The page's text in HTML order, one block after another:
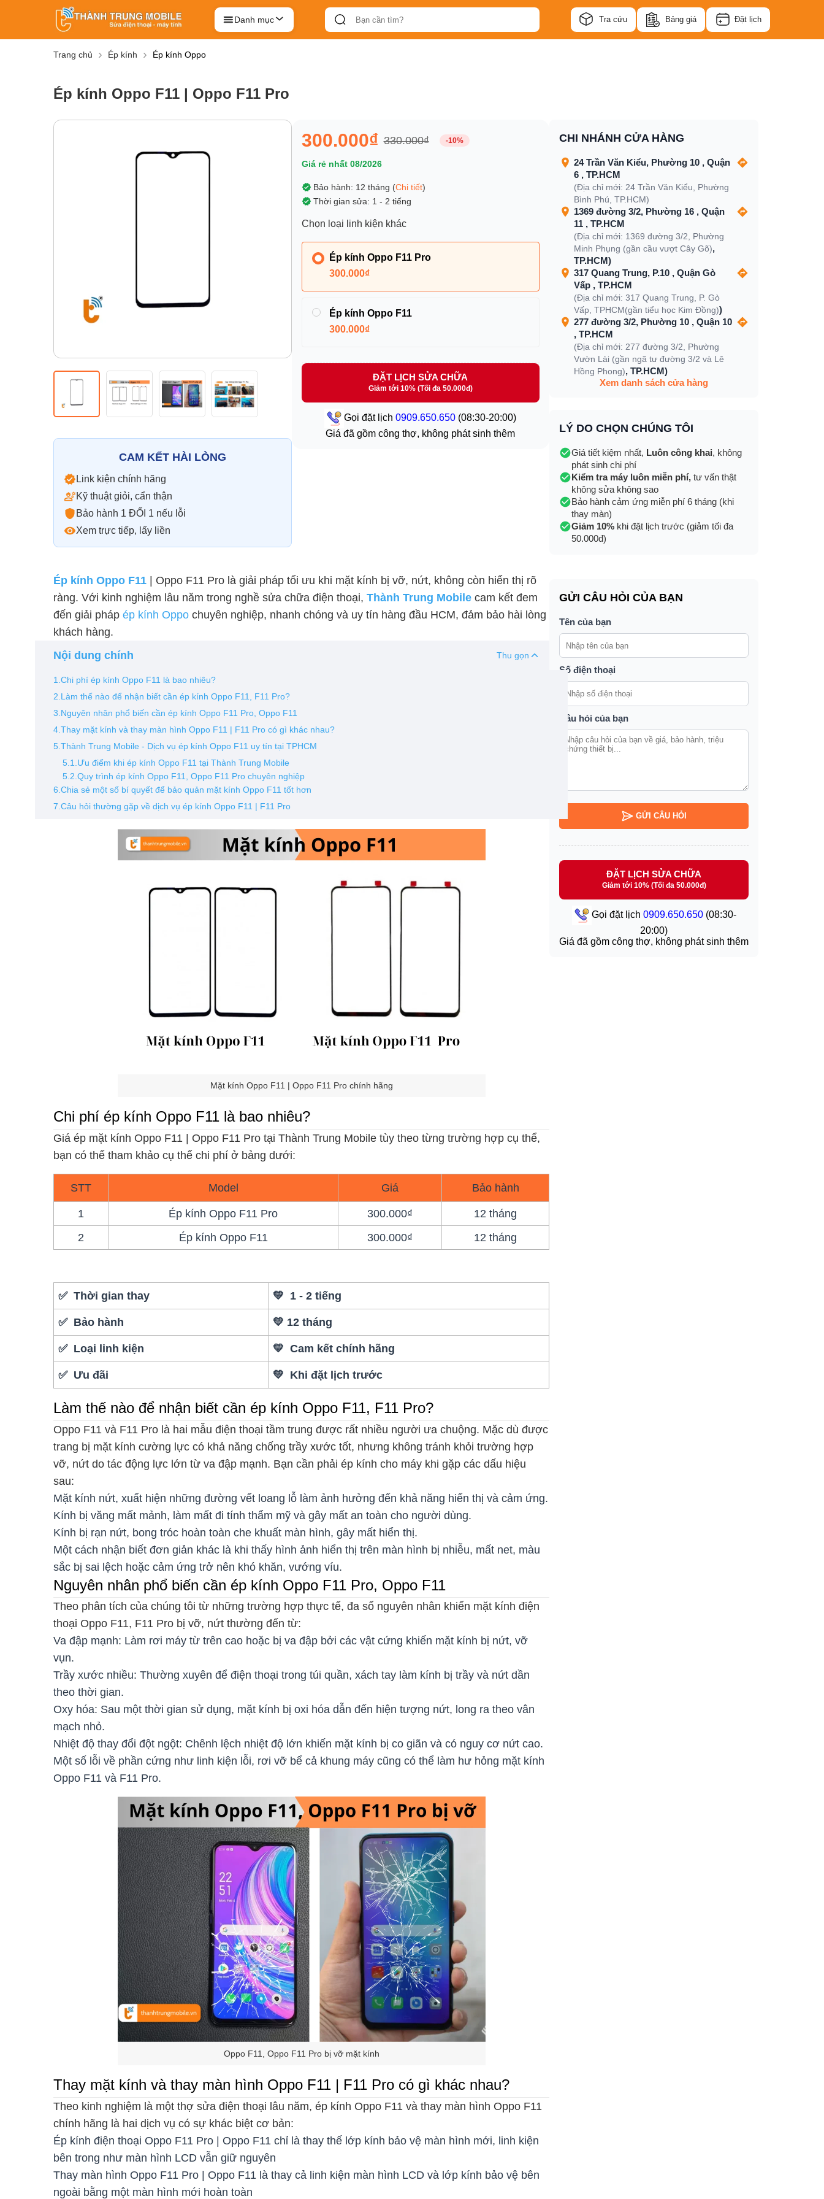
Danh mục Tra cứu Bảng giá Đặt lịch
Trang chủ Ép kính Ép kính Oppo
Ép kính Oppo F11 | Oppo F11 Pro
CAM KẾT HÀI LÒNG
Link kiện chính hãng
Kỹ thuật giỏi, cẩn thận
Bảo hành 1 ĐỔI 1 nếu lỗi
Xem trực tiếp, lấy liền
300.000₫ 330.000₫ -10%
Giá rẻ nhất 08/2026
Bảo hành: 12 tháng (Chi tiết)
Thời gian sửa: 1 - 2 tiếng
Chọn loại linh kiện khác
Ép kính Oppo F11 Pro
300.000₫
Ép kính Oppo F11
300.000₫
ĐẶT LỊCH SỬA CHỮA
Giảm tới 10% (Tối đa 50.000đ)
Gọi đặt lịch0909.650.650 (08:30-20:00)
Giá đã gồm công thợ, không phát sinh thêm
Ép kính Oppo F11 | Oppo F11 Pro là giải pháp tối ưu khi mặt kính bị vỡ, nứt, không còn hiển thị rõ
ràng. Với kinh nghiệm lâu năm trong nghề sửa chữa điện thoại, Thành Trung Mobile cam kết đem
đến giải pháp ép kính Oppo chuyên nghiệp, nhanh chóng và uy tín hàng đầu HCM, đảm bảo hài lòng
khách hàng.
Nội dung chính
Thu gọn
1.Chi phí ép kính Oppo F11 là bao nhiêu?
2.Làm thế nào để nhận biết cần ép kính Oppo F11, F11 Pro?
3.Nguyên nhân phổ biến cần ép kính Oppo F11 Pro, Oppo F11
4.Thay mặt kính và thay màn hình Oppo F11 | F11 Pro có gì khác nhau?
5.Thành Trung Mobile - Dịch vụ ép kính Oppo F11 uy tín tại TPHCM
5.1.Ưu điểm khi ép kính Oppo F11 tại Thành Trung Mobile
5.2.Quy trình ép kính Oppo F11, Oppo F11 Pro chuyên nghiệp
6.Chia sẻ một số bí quyết để bảo quản mặt kính Oppo F11 tốt hơn
7.Câu hỏi thường gặp về dịch vụ ép kính Oppo F11 | F11 Pro
Mặt kính Oppo F11 | Oppo F11 Pro chính hãng
Chi phí ép kính Oppo F11 là bao nhiêu?
Giá ép mặt kính Oppo F11 | Oppo F11 Pro tại Thành Trung Mobile tùy theo từng trường hợp cụ thể,
bạn có thể tham khảo cụ thể chi phí ở bảng dưới:
STT Model Giá Bảo hành
1 Ép kính Oppo F11 Pro 300.000₫
12 tháng
2
Ép kính Oppo F11 300.000₫ 12 tháng
✅ Thời gian thay 💛 1 - 2 tiếng
✅ Bảo hành 💛 12 tháng
✅ Loại linh kiện 💛 Cam kết chính hãng
✅ Ưu đãi 💛 Khi đặt lịch trước
Làm thế nào để nhận biết cần ép kính Oppo F11, F11 Pro?
Oppo F11 và F11 Pro là hai mẫu điện thoại tầm trung được rất nhiều người ưa chuộng. Mặc dù được
trang bị mặt kính cường lực có khả năng chống trầy xước tốt, nhưng không tránh khỏi trường hợp
vỡ, nứt do tác động lực lớn từ va đập mạnh. Bạn cần phải ép kính cho máy khi gặp các dấu hiệu
sau:
Mặt kính nứt, xuất hiện những đường vết loang lỗ làm ảnh hưởng đến khả năng hiển thị và cảm ứng.
Kính bị văng mất mảnh, làm mất đi tính thẩm mỹ và gây mất an toàn cho người dùng.
Kính bị rạn nứt, bong tróc hoàn toàn che khuất màn hình, gây mất hiển thị.
Một cách nhận biết đơn giản khác là khi thấy hình ảnh hiển thị trên màn hình bị nhiễu, mất net, màu
sắc bị sai lệch hoặc cảm ứng trở nên khó khăn, vướng víu.
Nguyên nhân phổ biến cần ép kính Oppo F11 Pro, Oppo F11
Theo phân tích của chúng tôi từ những trường hợp thực tế, đa số nguyên nhân khiến mặt kính điện
thoại Oppo F11, F11 Pro bị vỡ, nứt thường đến từ:
Va đập mạnh: Làm rơi máy từ trên cao hoặc bị va đập bởi các vật cứng khiến mặt kính bị nứt, vỡ
vụn.
Trầy xước nhiều: Thường xuyên để điện thoại trong túi quần, xách tay làm kính bị trầy và nứt dần
theo thời gian.
Oxy hóa: Sau một thời gian sử dụng, mặt kính bị oxi hóa dẫn đến hiện tượng nứt, long ra theo vân
mạch nhỏ.
Nhiệt độ thay đổi đột ngột: Chênh lệch nhiệt độ lớn khiến mặt kính bị co giãn và có nguy cơ nứt cao.
Một số lỗi về phần cứng như linh kiện lỗi, rơi vỡ bể cả khung máy cũng có thể làm hư hỏng mặt kính
Oppo F11 và F11 Pro.
Oppo F11, Oppo F11 Pro bị vỡ mặt kính
Thay mặt kính và thay màn hình Oppo F11 | F11 Pro có gì khác nhau?
Theo kinh nghiệm là một thợ sửa điện thoại lâu năm, ép kính Oppo F11 và thay màn hình Oppo F11
chính hãng là hai dịch vụ có sự khác biệt cơ bản:
Ép kính điện thoại Oppo F11 Pro | Oppo F11 chỉ là thay thế lớp kính bảo vệ màn hình mới, linh kiện
bên trong như màn hình LCD vẫn giữ nguyên
Thay màn hình Oppo F11 Pro | Oppo F11 là thay cả linh kiện màn hình LCD và lớp kính bảo vệ bên
ngoài bằng một màn hình mới hoàn toàn
CHI NHÁNH CỬA HÀNG
24 Trần Văn Kiểu, Phường 10 , Quận
6 , TP.HCM
(Địa chỉ mới: 24 Trần Văn Kiểu, Phường
Bình Phú, TP.HCM)
1369 đường 3/2, Phường 16 , Quận
11 , TP.HCM
(Địa chỉ mới: 1369 đường 3/2, Phường
Minh Phụng (gần cầu vượt Cây Gõ),
TP.HCM)
317 Quang Trung, P.10 , Quận Gò
Vấp , TP.HCM
(Địa chỉ mới: 317 Quang Trung, P. Gò
Vấp, TPHCM(gần tiểu học Kim Đồng))
277 đường 3/2, Phường 10 , Quận 10
, TP.HCM
(Địa chỉ mới: 277 đường 3/2, Phường
Vườn Lài (gần ngã tư đường 3/2 và Lê
Hồng Phong), TP.HCM)
Xem danh sách cửa hàng
LÝ DO CHỌN CHÚNG TÔI
Giá tiết kiệm nhất, Luôn công khai, không
phát sinh chi phí
Kiểm tra máy luôn miễn phí, tư vấn thật
không sửa không sao
Bảo hành cảm ứng miễn phí 6 tháng (khi
thay màn)
Giảm 10% khi đặt lịch trước (giảm tối đa
50.000đ)
GỬI CÂU HỎI CỦA BẠN
Tên của bạn
Số điện thoại
Câu hỏi của bạn
GỬI CÂU HỎI
ĐẶT LỊCH SỬA CHỮA
Giảm tới 10% (Tối đa 50.000đ)
Gọi đặt lịch 0909.650.650(08:30-
20:00)
Giá đã gồm công thợ, không phát sinh thêm